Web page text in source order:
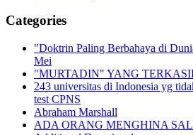
Categories
"Doktrin Paling Berbahaya di
Mei
"MURTADIN" YANG
243 universitas di Indonesia yg
test CPNS
Abraham Marshall
ADA ORANG MENGHINA